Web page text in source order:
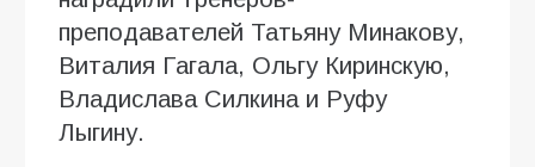
преподавателей Татьяну Минакову,
Виталия Гагала, Ольгу Киринскую,
Владислава Силкина и Руфу
Лыгину.